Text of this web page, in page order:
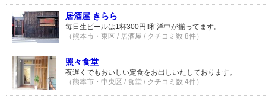
居酒屋 きらら
毎日生ビールは1杯300円!!和洋中が揃ってます。
（熊本市・東区 / 居酒屋 / クチコミ数 8件）
照々食堂
夜遅くでもおいしい定食をお出しいたしております。
（熊本市・中央区 / 食堂 / クチコミ数 4件）